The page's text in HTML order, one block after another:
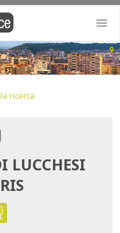
ricerca
LUCCHESI